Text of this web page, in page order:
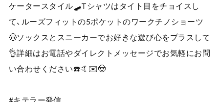
ケータースタイル🛹Tシャツはタイト目をチョイスし
て、ルーズフィットの5ポケットのワークチノショーツ
🤠ソックスとスニーカーでお好きな遊び心をプラスして
👌詳細はお電話やダイレクトメッセージでお気軽にお問
い合わせください☎️🤙✉️🤠
#キテラー発信